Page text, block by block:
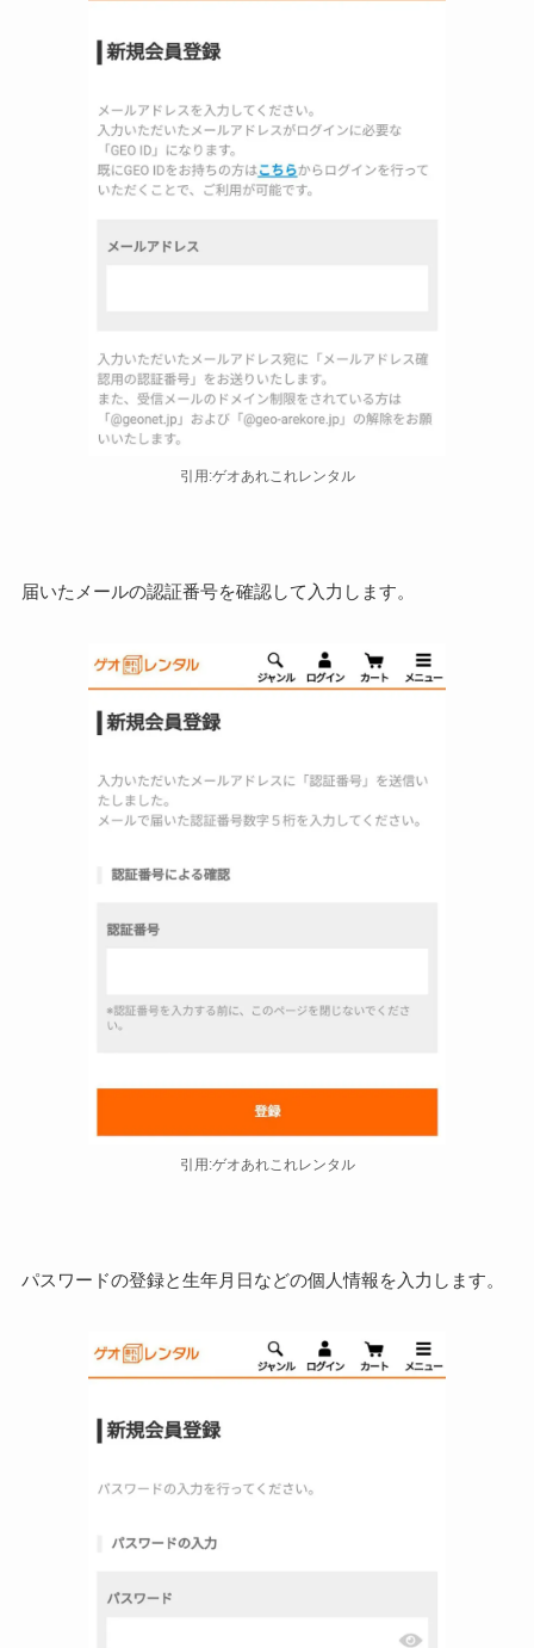
引用:ゲオあれこれレンタル
届いたメールの認証番号を確認して入力します。
引用:ゲオあれこれレンタル
パスワードの登録と生年月日などの個人情報を入力します。